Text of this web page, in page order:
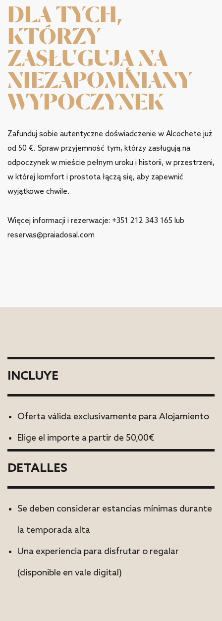
DLA TYCH,
KTÓRZY
ZASŁUGUJĄ NA
NIEZAPOMNIANY
WYPOCZYNEK
Zafunduj sobie autentyczne doświadczenie w Alcochete już
od 50 €. Spraw przyjemność tym, którzy zasługują na
odpoczynek w mieście pełnym uroku i historii, w przestrzeni,
w której komfort i prostota łączą się, aby zapewnić
wyjątkowe chwile.
Więcej informacji i rezerwacje: +351 212 343 165 lub
reservas@praiadosal.com
INCLUYE
Oferta válida exclusivamente para Alojamiento
Elige el importe a partir de 50,00€
DETALLES
Se deben considerar estancias mínimas durante
la temporada alta
Una experiencia para disfrutar o regalar
(disponible en vale digital)